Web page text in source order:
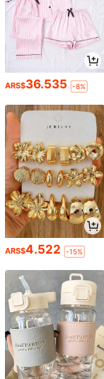
ARS$36.535 -8%
ARS$4.522 -15%